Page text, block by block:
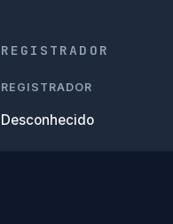
REGISTRADOR
REGISTRADOR
Desconhecido